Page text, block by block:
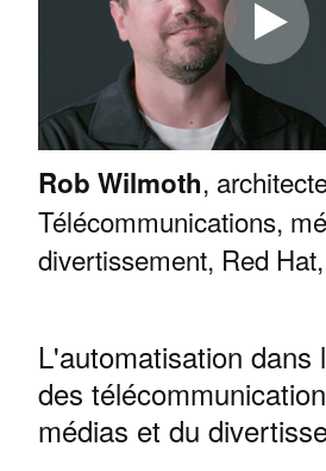
Rob Wilmoth,
Télécommunications,
divertissement, Red
L'automatisation dans
des
médias et du